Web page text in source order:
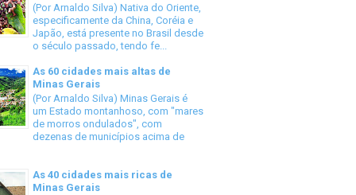
(Por Arnaldo Silva) Nativa do Oriente,
especificamente da China, Coréia e
Japão, está presente no Brasil desde
o século passado, tendo fe...
As 60 cidades mais altas de
Minas Gerais
(Por Arnaldo Silva) Minas Gerais é
um Estado montanhoso, com "mares
de morros ondulados", com
dezenas de municípios acima de
As 40 cidades mais ricas de
Minas Gerais